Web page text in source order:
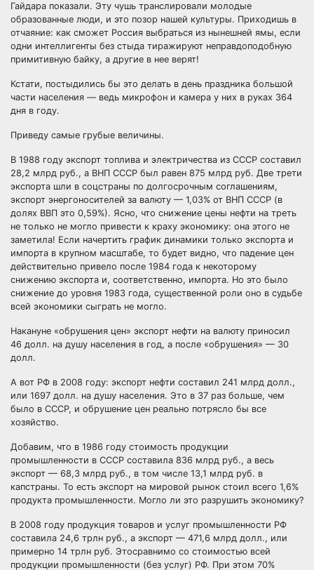
Гайдара показали. Эту чушь транслировали молодые
образованные люди, и это позор нашей культуры. Приходишь в
отчаяние: как сможет Россия выбраться из нынешней ямы, если
одни интеллигенты без стыда тиражируют неправдоподобную
примитивную байку, а другие в нее верят!
Кстати, постыдились бы это делать в день праздника большой
части населения — ведь микрофон и камера у них в руках 364
дня в году.
Приведу самые грубые величины.
В 1988 году экспорт топлива и электричества из СССР составил
28,2 млрд руб., а ВНП СССР был равен 875 млрд руб. Две трети
экспорта шли в соцстраны по долгосрочным соглашениям,
экспорт энергоносителей за валюту — 1,03% от ВНП СССР (в
долях ВВП это 0,59%). Ясно, что снижение цены нефти на треть
не только не могло привести к краху экономику: она этого не
заметила! Если начертить график динамики только экспорта и
импорта в крупном масштабе, то будет видно, что падение цен
действительно привело после 1984 года к некоторому
снижению экспорта и, соответственно, импорта. Но это было
снижение до уровня 1983 года, существенной роли оно в судьбе
всей экономики сыграть не могло.
Накануне «обрушения цен» экспорт нефти на валюту приносил
46 долл. на душу населения в год, а после «обрушения» — 30
долл.
А вот РФ в 2008 году: экспорт нефти составил 241 млрд долл.,
или 1697 долл. на душу населения. Это в 37 раз больше, чем
было в СССР, и обрушение цен реально потрясло бы все
хозяйство.
Добавим, что в 1986 году стоимость продукции
промышленности в СССР составила 836 млрд руб., а весь
экспорт — 68,3 млрд руб., в том числе 13,1 млрд руб. в
капстраны. То есть экспорт на мировой рынок стоил всего 1,6%
продукта промышленности. Могло ли это разрушить экономику?
В 2008 году продукция товаров и услуг промышленности РФ
составила 24,6 трлн руб., а экспорт — 471,6 млрд долл., или
примерно 14 трлн руб. Этосравнимо со стоимостью всей
продукции промышленности (без услуг) РФ. При этом 70%